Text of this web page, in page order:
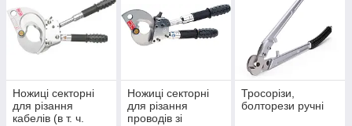
Ножиці секторні
для різання
кабелів (в т. ч.
Ножиці секторні
для різання
проводів зі
Тросорізи,
болторези ручні